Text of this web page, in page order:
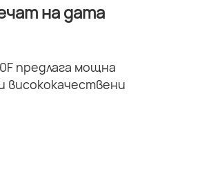
на дата
предлага мощна
висококачествени